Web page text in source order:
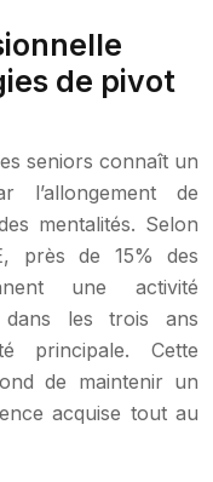
de pivot
seniors connaît un
l’allongement de
mentalités. Selon
près de 15% des
une activité
dans les trois ans
principale. Cette
de maintenir un
acquise tout au